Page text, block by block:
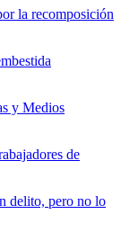
la recomposición
y Medios
de
delito, pero no lo